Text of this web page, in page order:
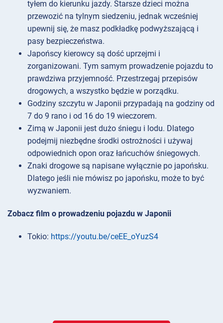
tyłem do kierunku jazdy. Starsze dzieci można
przewozić na tylnym siedzeniu, jednak wcześniej
upewnij się, że masz podkładkę podwyższającą i
pasy bezpieczeństwa.
Japońscy kierowcy są dość uprzejmi i
zorganizowani. Tym samym prowadzenie pojazdu to
prawdziwa przyjemność. Przestrzegaj przepisów
drogowych, a wszystko będzie w porządku.
Godziny szczytu w Japonii przypadają na godziny od
7 do 9 rano i od 16 do 19 wieczorem.
Zimą w Japonii jest dużo śniegu i lodu. Dlatego
podejmij niezbędne środki ostrożności i używaj
odpowiednich opon oraz łańcuchów śniegowych.
Znaki drogowe są napisane wyłącznie po japońsku.
Dlatego jeśli nie mówisz po japońsku, może to być
wyzwaniem.
Zobacz film o prowadzeniu pojazdu w Japonii
Tokio: https://youtu.be/ceEE_oYuzS4